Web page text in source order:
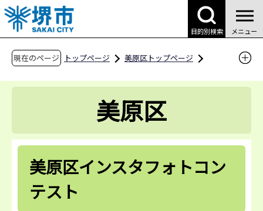
こ
の
ペ
目的別検索 メニュー
現在のページ トップページ
美原区トップページ
美原区インスタフォトコンテスト
美原区
美原区インスタフォトコン
テスト